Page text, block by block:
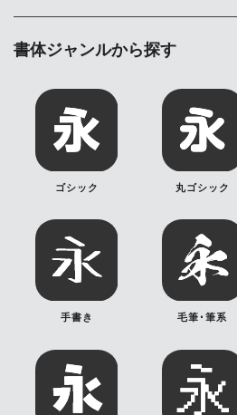
書体ジャンルから探す
ゴシック 丸ゴシック
手書き 毛筆･筆系